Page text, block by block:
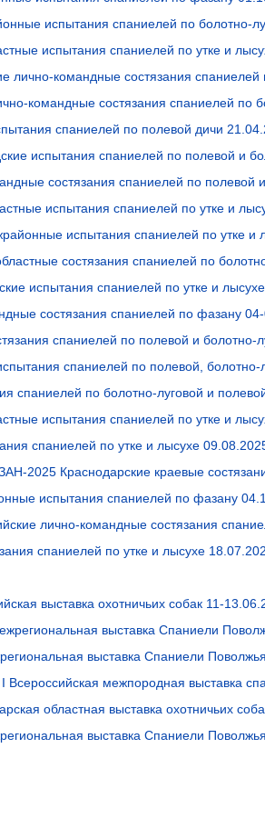
испытания спаниелей по болотно-
испытания спаниелей по утке и
лично-командные состязания
командные состязания спаниелей по
спаниелей по полевой дичи
испытания спаниелей по полевой и
состязания спаниелей по полевой
испытания спаниелей по утке и
испытания спаниелей по утке и
состязания спаниелей по
испытания спаниелей по утке и
состязания спаниелей по фазану
спаниелей по полевой и болотно-
спаниелей по полевой,
спаниелей по болотно-луговой и
испытания спаниелей по утке и
спаниелей по утке и лысухе
2025 Краснодарские краевые
испытания спаниелей по фазану
лично-командные состязания
спаниелей по утке и лысухе
выставка охотничьих собак 11-
выставка Спаниели
выставка Спаниели
I Всероссийская межпородная выставка
областная выставка охотничьих
выставка Спаниели